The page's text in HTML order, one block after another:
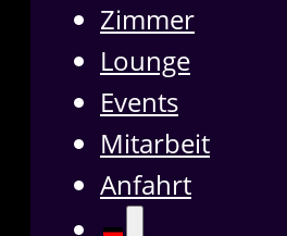
Zimmer
Lounge
Events
Mitarbeit
Anfahrt